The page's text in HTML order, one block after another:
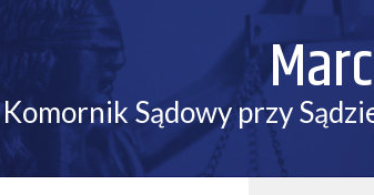
Komornik Sądowy przy